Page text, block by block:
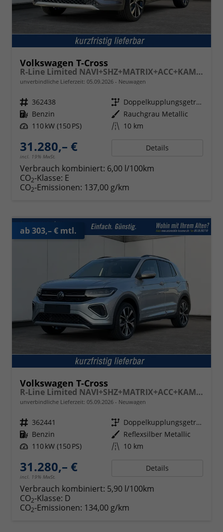
Volkswagen T-Cross
R-Line Limited NAVI+SHZ+MATRIX+ACC+KAMERA+18''ALU
unverbindliche Lieferzeit: 05.09.2026 Neuwagen
Fahrzeugnr. 362438 Getriebe
Doppelkupplungsgetriebe (DSG)
Kraftstoff Benzin Außenfarbe Rauchgrau Metallic
Leistung 110 kW (150 PS) Kilometerstand 10 km
31.280,– €
incl. 19% MwSt.
Details
Verbrauch kombiniert: 6,00 l/100km
CO2-Klasse: E
CO2-Emissionen: 137,00 g/km
ab 303,– € mtl.
Volkswagen T-Cross
R-Line Limited NAVI+SHZ+MATRIX+ACC+KAMERA+18'' ALU
unverbindliche Lieferzeit: 05.09.2026 Neuwagen
Fahrzeugnr. 362441 Getriebe
Doppelkupplungsgetriebe (DSG)
Kraftstoff Benzin Außenfarbe Reflexsilber Metallic
Leistung 110 kW (150 PS) Kilometerstand 10 km
31.280,– €
incl. 19% MwSt.
Details
Verbrauch kombiniert: 5,90 l/100km
CO2-Klasse: D
CO2-Emissionen: 134,00 g/km